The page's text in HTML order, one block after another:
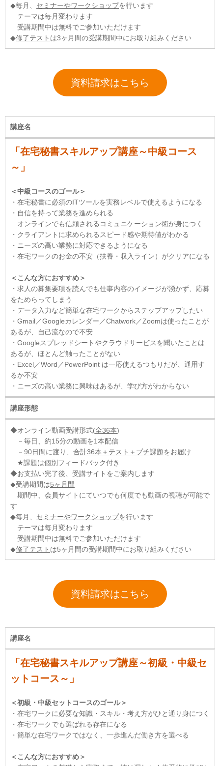
◆毎月、 セミナーやワークショップを行います
テーマは毎月変わります
受講期間中は無料でご参加いただけます
◆修了テスト は3ヶ月間の受講期間中にお取り組みください
資料請求はこちら
講座名
「在宅秘書スキルアップ講座～中級コース
～」
＜中級コースのゴール＞
・在宅秘書に必須のITツールを実務レベルで使えるようになる
・自信を持って業務を進められる
オンラインでも信頼されるコミュニケーション術が身につく
・クライアントに求められるスピード感や期待値がわかる
・ニーズの高い業務に対応できるようになる
・在宅ワークのお金の不安（扶養・収入ライン）がクリアになる
＜こんな方におすすめ＞
・求人の募集要項を読んでも仕事内容のイメージが湧かず、応募
をためらってしまう
・データ入力など簡単な在宅ワークからステップアップしたい
・Gmail／Googleカレンダー／Chatwork／Zoomは使ったことが
あるが、自己流なので不安
・Googleスプレッドシートやクラウドサービスを聞いたことは
あるが、ほとんど触ったことがない
・Excel／Word／PowerPoint は一応使えるつもりだが、通用す
るか不安
・ニーズの高い業務に興味はあるが、学び方がわからない
講座形態
◆オンライン動画受講形式(全36本)
－毎日、約15分の動画を1本配信
－ 90日間に渡り、 合計36本＋テスト＋プチ課題をお届け
★課題は個別フィードバック付き
◆お支払い完了後、受講サイトをご案内します
◆受講期間は5ヶ月間
期間中、会員サイトにていつでも何度でも動画の視聴が可能で
す
◆毎月、 セミナーやワークショップを行います
テーマは毎月変わります
受講期間中は無料でご参加いただけます
◆修了テスト は5ヶ月間の受講期間中にお取り組みください
資料請求はこちら
講座名
「在宅秘書スキルアップ講座～初級・中級セ
ットコース～」
＜初級・中級セットコースのゴール＞
・在宅ワークに必要な知識・スキル・考え方がひと通り身につく
・在宅ワークでも選ばれる存在になる
・簡単な在宅ワークではなく、一歩進んだ働き方を選べる
＜こんな方におすすめ＞